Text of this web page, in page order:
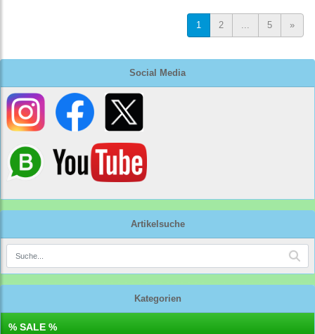
Social Media
Artikelsuche
Kategorien
% SALE %
1 2 ... 5 »